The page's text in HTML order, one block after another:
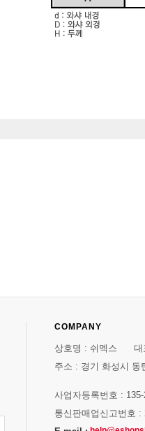
COMPANY
상호명 : 쉬멕스 대
주소 : 경기 화성시 동
사업자등록번호 : 135-
통신판매업신고번호